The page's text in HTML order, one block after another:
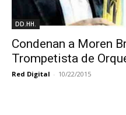
DD.HH.
Condenan a Moren
Trompetista de
Red Digital - 10/22/2015